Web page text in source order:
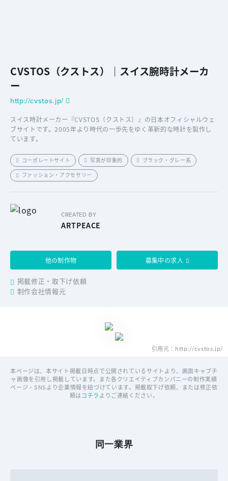
CVSTOS（クストス）｜スイス腕時計メーカ
ー
http://cvstos.jp/
スイス時計メーカー『CVSTOS（クストス）』の日本オフィシャルウェ
ブサイトです。2005年より時代の一歩先をゆく革新的な時計を製作し
ています。
コーポレートサイト 写真が印象的
ブラック・グレー系
ファッション・アクセサリー
CREATED BY
ARTPEACE
他の制作物 募集中の求人
掲載修正・取下げ依頼
制作会社情報元
引用元：http://cvstos.jp/
本ページは、本サイト掲載日時点で公開されているサイトより、画面キャプチ
ャ画像を引用し掲載しています。また各クリエイティブカンパニーの制作実績
ページ・SNSより企業情報を紐づけています。掲載取下げ依頼、または修正依
頼はコチラよりご連絡ください。
同一業界